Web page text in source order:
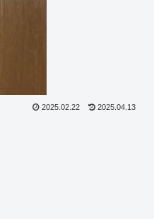
2025.02.22 2025.04.13